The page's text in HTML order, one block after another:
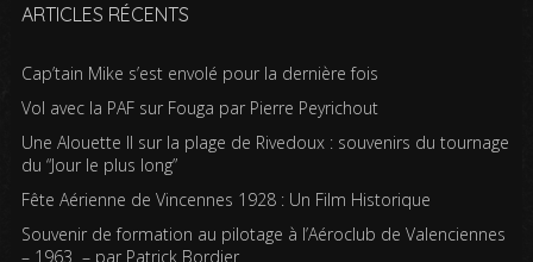
ARTICLES RÉCENTS
Cap’tain Mike s’est envolé pour la dernière fois
Vol avec la PAF sur Fouga par Pierre Peyrichout
Une Alouette II sur la plage de Rivedoux : souvenirs du tournage
du “Jour le plus long”
Fête Aérienne de Vincennes 1928 : Un Film Historique
Souvenir de formation au pilotage à l’Aéroclub de Valenciennes
– 1963 – par Patrick Bordier